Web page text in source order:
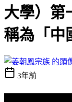
大學）第
稱為「中
3年前